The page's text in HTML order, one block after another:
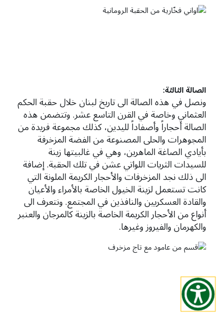
الصالة الثالثة:
ونصل في هذه الصالة الى تاريخ لبنان خلال حقبة الحكم
العثماني وخاصة في القرن التاسع عشر. وتتضمن هذه
الصالة أحجاراً وأصفاداً لليدين، كذلك مجموعة فريدة من
المجوهرات والحلى المصنوعة من الفضة المزخرفة
بأيادي الصاغة الماهرين، وهي في غالبيتها زينة
للسيدات الثريات اللواتي عشن في تلك الحقبة. إضافة
الى ذلك نجد المزخرفات والأحجار الكريمة الملونة التي
كانت تستعمل لزينة الخيول الخاصة بالأمراء والأعيان
والقادة العسكريين والنافذين في المجتمع. ونتعرف الى
أنواع من الأحجار الكريمة الخاصة بالزينة كالمرجان والعنبر
والكهرمان والفيروز وغيرها.